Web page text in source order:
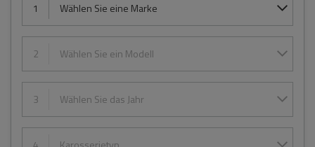
1 Wählen Sie eine Marke
2 Wählen Sie ein Modell
3 Wählen Sie das Jahr